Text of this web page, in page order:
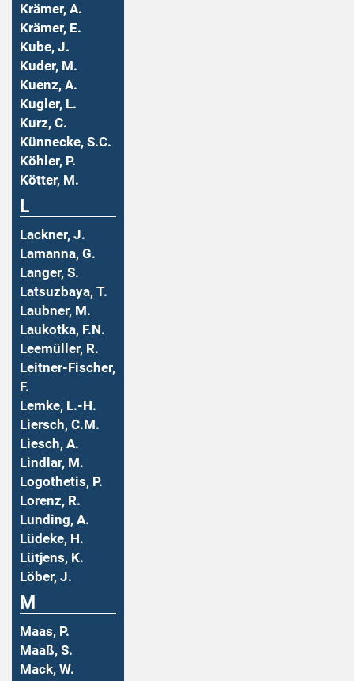
Krämer, A.
Krämer, E.
Kube, J.
Kuder, M.
Kuenz, A.
Kugler, L.
Kurz, C.
Künnecke, S.C.
Köhler, P.
Kötter, M.
L
Lackner, J.
Lamanna, G.
Langer, S.
Latsuzbaya, T.
Laubner, M.
Laukotka, F.N.
Leemüller, R.
Leitner-Fischer,
F.
Lemke, L.-H.
Liersch, C.M.
Liesch, A.
Lindlar, M.
Logothetis, P.
Lorenz, R.
Lunding, A.
Lüdeke, H.
Lütjens, K.
Löber, J.
M
Maas, P.
Maaß, S.
Mack, W.